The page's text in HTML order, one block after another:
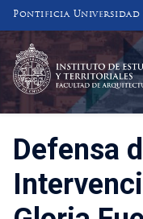
Pontificia Universidad
INSTITUTO DE
Y
FACULTAD DE
Defensa